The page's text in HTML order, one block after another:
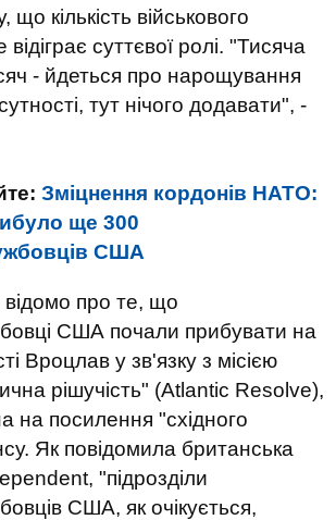
кількість військового
суттєвої ролі. "Тисяча
- йдеться про нарощування
тут нічого додавати", -
Зміцнення кордонів НАТО:
ще 300
США
відомо про те, що
США почали прибувати на
Вроцлав у зв'язку з місією
рішучість" (Atlantic Resolve),
на посилення "східного
Як повідомила британська
"підрозділи
США, як очікується,